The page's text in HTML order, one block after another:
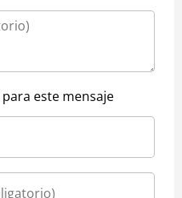
este mensaje